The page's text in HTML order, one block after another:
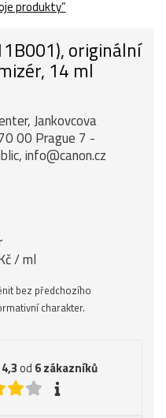
produkty”
originální
14 ml
Jankovcova
00 Prague 7 -
info@canon.cz
/ ml
bez předchozího
charakter.
4,3od 6zákazníků